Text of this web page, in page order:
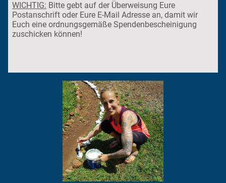
WICHTIG: Bitte gebt auf der Überweisung Eure
Postanschrift oder Eure E-Mail Adresse an, damit wir
Euch eine ordnungsgemäße Spendenbescheinigung
zuschicken können!